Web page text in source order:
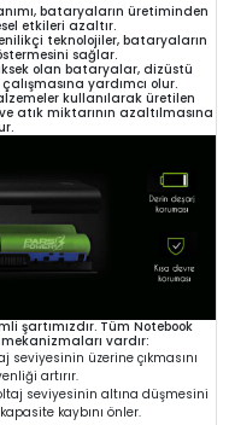
bataryaların üretiminden
etkileri azaltır.
teknolojiler, bataryaların
sağlar.
olan bataryalar, dizüstü
yardımcı olur.
kullanılarak üretilen
atık miktarının azaltılmasına
şartımızdır. Tüm Notebook
vardır:
seviyesinin üzerine çıkmasını
artırır.
seviyesinin altına düşmesini
kaybını önler.